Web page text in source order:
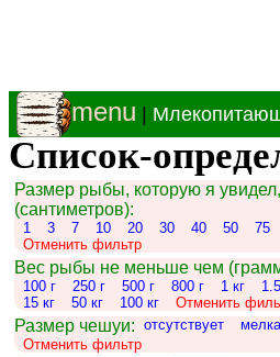
menu
Список-
Размер рыбы, которую я
(сантиметров):
1 3 7 10 20 30 40 50 75
Отменить фильтр
Вес рыбы не меньше чем
100 г
250 г 500 г 800 г 1 кг
15 кг
50 кг 100 кг Отменить
Размер чешуи: отсутствует
Отменить фильтр